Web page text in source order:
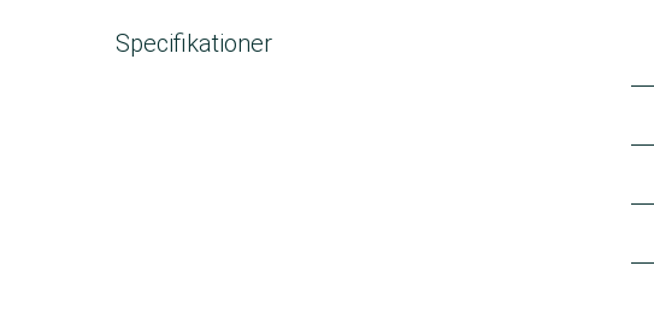
Specifikationer